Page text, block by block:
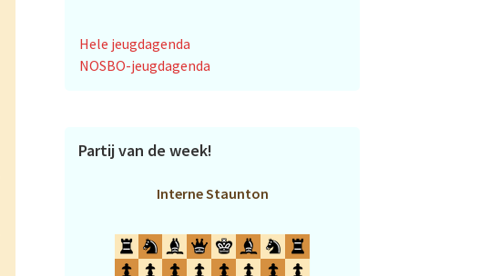
Hele jeugdagenda
NOSBO-jeugdagenda
Partij van de week!
Interne Staunton